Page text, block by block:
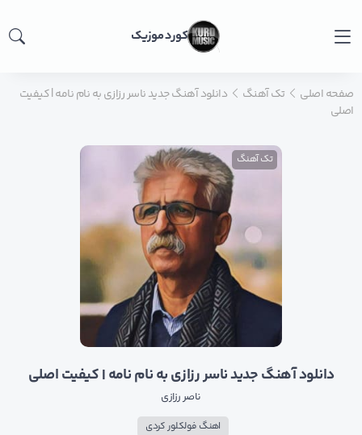
کورد موزیک
صفحه اصلی تک آهنگ
دانلود آهنگ جدید ناسر رزازی به نام نامه | کیفیت
اصلی
تک آهنگ
دانلود آهنگ جدید ناسر رزازی به نام نامه | کیفیت اصلی
ناصر رزازی
اهنگ فولکلور کردی